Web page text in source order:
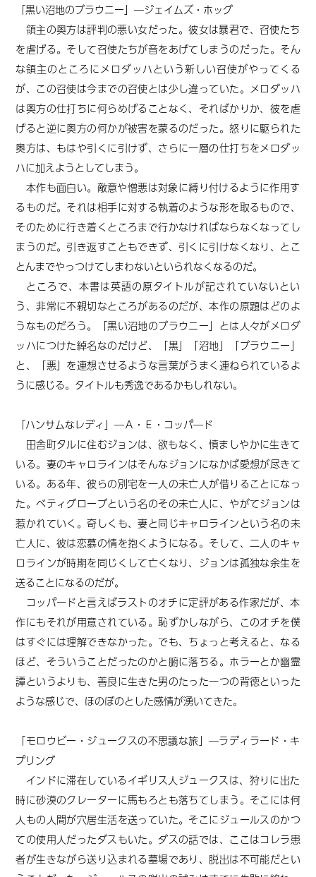
「黒い沼地のブラウニー」―ジェイムズ・ホッグ
領主の奥方は評判の悪い女だった。彼女は暴君で、召使たち
を虐げる。そして召使たちが音をあげてしまうのだった。そん
な領主のところにメロダッハという新しい召使がやってくる
が、この召使は今までの召使とは少し違っていた。メロダッハ
は奥方の仕打ちに何らめげることなく、そればかりか、彼を虐
げると逆に奥方の何かが被害を蒙るのだった。怒りに駆られた
奥方は、もはや引くに引けず、さらに一層の仕打ちをメロダッ
ハに加えようとしてしまう。
本作も面白い。敵意や憎悪は対象に縛り付けるように作用す
るものだ。それは相手に対する執着のような形を取るもので、
そのために行き着くところまで行かなければならなくなってし
まうのだ。引き返すこともできず、引くに引けなくなり、とこ
とんまでやっつけてしまわないといられなくなるのだ。
ところで、本書は英語の原タイトルが記されていないとい
う、非常に不親切なところがあるのだが、本作の原題はどのよ
うなものだろう。「黒い沼地のブラウニー」とは人々がメロダ
ッハにつけた綽名なのだけど、「黒」「沼地」「ブラウニー」
と、「悪」を連想させるような言葉がうまく連ねられているよ
うに感じる。タイトルも秀逸であるかもしれない。
「ハンサムなレディ」―Ａ・Ｅ・コッパ―ド
田舎町タルに住むジョンは、欲もなく、慎ましやかに生きて
いる。妻のキャロラインはそんなジョンになかば愛想が尽きて
いる。ある年、彼らの別宅を一人の未亡人が借りることになっ
た。ベティグローブという名のその未亡人に、やがてジョンは
惹かれていく。奇しくも、妻と同じキャロラインという名の未
亡人に、彼は恋慕の情を抱くようになる。そして、二人のキャ
ロラインが時期を同じくして亡くなり、ジョンは孤独な余生を
送ることになるのだが。
コッパードと言えばラストのオチに定評がある作家だが、本
作にもそれが用意されている。恥ずかしながら、このオチを僕
はすぐには理解できなかった。でも、ちょっと考えると、なる
ほど、そういうことだったのかと腑に落ちる。ホラーとか幽霊
譚というよりも、善良に生きた男のたった一つの背徳といった
ような感じで、ほのぼのとした感情が湧いてきた。
「モロウビー・ジュークスの不思議な旅」―ラディラード・キ
プリング
インドに滞在しているイギリス人ジュークスは、狩りに出た
時に砂漠のクレーターに馬もろとも落ちてしまう。そこには何
人もの人間が穴居生活を送っていた。そこにジュールスのかつ
ての使用人だったダスもいた。ダスの話では、ここはコレラ患
者が生きながら送り込まれる墓場であり、脱出は不可能だとい